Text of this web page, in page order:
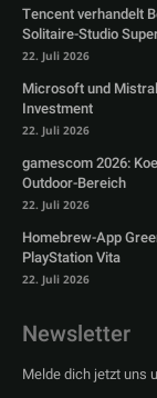
Tencent verhandelt
Solitaire-Studio
22. Juli 2026
Microsoft und
Investment
22. Juli 2026
gamescom 2026:
Outdoor-Bereich
22. Juli 2026
Homebrew-App
PlayStation Vita
22. Juli 2026
Newsletter
Melde dich jetzt uns